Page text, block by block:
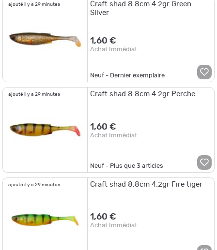
ajouté il y a 29 minutes
Craft shad 8.8cm 4.2gr Green
Silver
1,60 €
Achat Immédiat
Neuf - Dernier exemplaire
ajouté il y a 29 minutes Craft shad 8.8cm 4.2gr Perche
1,60 €
Achat Immédiat
Neuf - Plus que3 articles
ajouté il y a 29 minutes Craft shad 8.8cm 4.2gr Fire tiger
1,60 €
Achat Immédiat